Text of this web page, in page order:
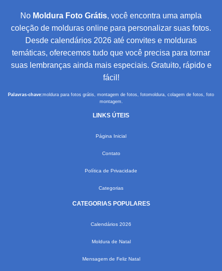
No Moldura Foto Grátis, você encontra uma ampla
coleção de molduras online para personalizar suas fotos.
Desde calendários 2026 até convites e molduras
temáticas, oferecemos tudo que você precisa para tornar
suas lembranças ainda mais especiais. Gratuito, rápido e
fácil!
Palavras-chave:moldura para fotos grátis, montagem de fotos, fotomoldura, colagem de fotos, foto
montagem.
LINKS ÚTEIS
Página Inicial
Contato
Política de Privacidade
Categorias
CATEGORIAS POPULARES
Calendários 2026
Moldura de Natal
Mensagem de Feliz Natal